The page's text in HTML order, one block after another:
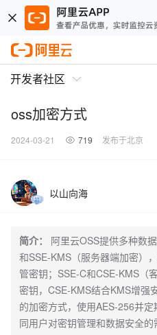
开发者社区
oss加密方式
2024-03-21 719 发布于北京
以山向海
简介：
阿里云OSS提供多种数
和SSE-KMS（服务器端加密）
管密钥；SSE-C和CSE-KMS（
密钥，CSE-KMS结合KMS增强
的加密方式，使用AES-256并
同用户对密钥管理和数据安全的